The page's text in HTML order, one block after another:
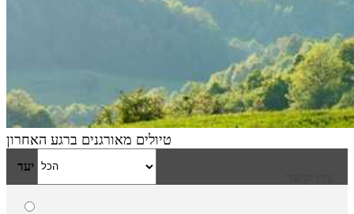
טיולים מאורגנים ברגע האחרון
יעד
סוג